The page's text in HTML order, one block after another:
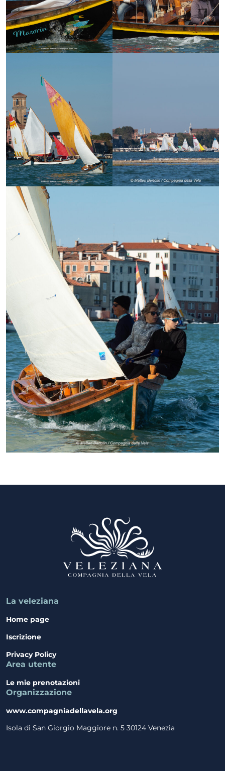
La veleziana
Home page
Iscrizione
Privacy Policy
Area utente
Le mie prenotazioni
Organizzazione
www.compagniadellavela.org
Isola di San Giorgio Maggiore n. 5 30124 Venezia